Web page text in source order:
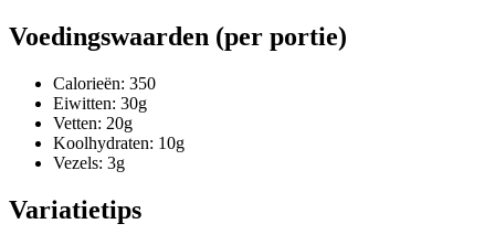
Voedingswaarden (per portie)
Calorieën: 350
Eiwitten: 30g
Vetten: 20g
Koolhydraten: 10g
Vezels: 3g
Variatietips